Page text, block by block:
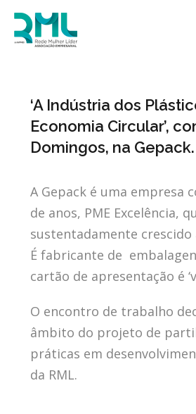
‘A Indústria dos
Economia Circular’,
Domingos, na Gepack.
A Gepack é uma empresa
de anos, PME Excelência,
sustentadamente
É fabricante de
cartão de apresentação é
O encontro de trabalho
âmbito do projeto de
práticas em
da RML.